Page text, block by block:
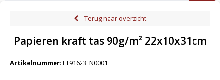
Terug naar overzicht
Papieren kraft tas 90g/m² 22x10x31cm
Artikelnummer: LT91623_N0001